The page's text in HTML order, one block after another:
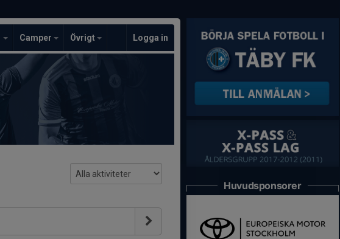
Camper Övrigt Logga in
Huvudsponsorer